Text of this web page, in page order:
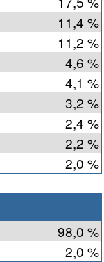
11,4 %
11,2 %
4,6 %
4,1 %
3,2 %
2,4 %
2,2 %
2,0 %
98,0 %
2,0 %